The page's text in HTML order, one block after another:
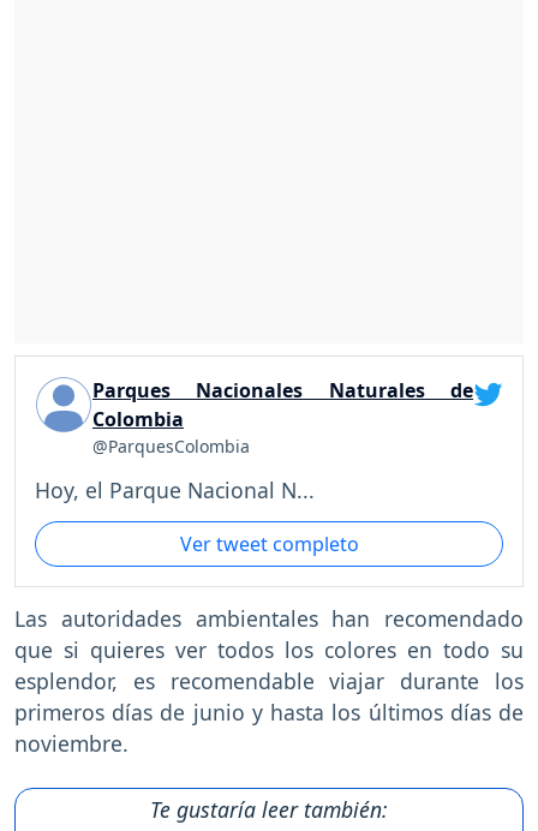
Parques Nacionales Naturales de
Colombia
@ParquesColombia
Hoy, el Parque Nacional N...
Ver tweet completo
Las autoridades ambientales han recomendado
que si quieres ver todos los colores en todo su
esplendor, es recomendable viajar durante los
primeros días de junio y hasta los últimos días de
noviembre.
Te gustaría leer también: